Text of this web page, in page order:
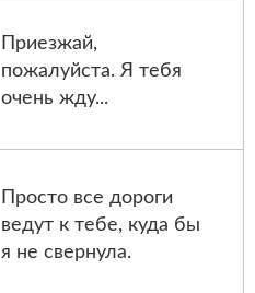
Приезжай,
пожалуйста. Я тебя
очень жду...
Просто все дороги
ведут к тебе, куда бы
я не свернула.